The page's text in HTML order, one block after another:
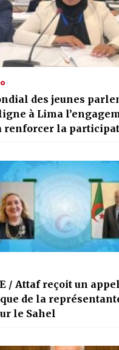
des jeunes
à Lima
renforcer la
/ Attaf reçoit un appel
de la
le Sahel